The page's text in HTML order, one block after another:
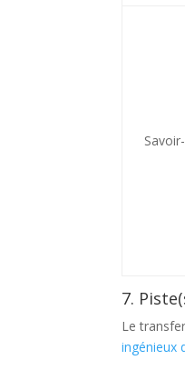
7.
Le
ingénieux